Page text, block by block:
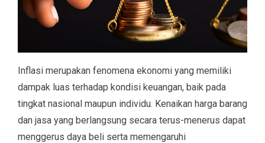
Inflasi merupakan fenomena ekonomi yang memiliki
dampak luas terhadap kondisi keuangan, baik pada
tingkat nasional maupun individu. Kenaikan harga barang
dan jasa yang berlangsung secara terus-menerus dapat
menggerus daya beli serta memengaruhi